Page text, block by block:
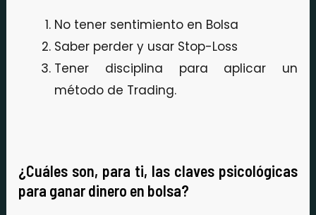
No tener sentimiento en Bolsa
Saber perder y usar Stop-Loss
Tener disciplina para aplicar un
método de Trading.
¿Cuáles son, para ti, las claves psicológicas
para ganar dinero en bolsa?